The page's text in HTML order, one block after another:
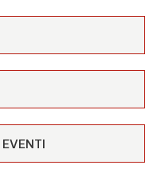
15 agostoin